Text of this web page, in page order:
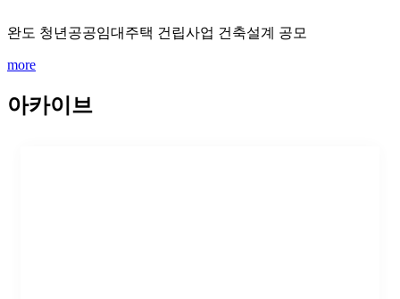
완도 청년공공임대주택 건립사업 건축설계 공모
more
아카이브